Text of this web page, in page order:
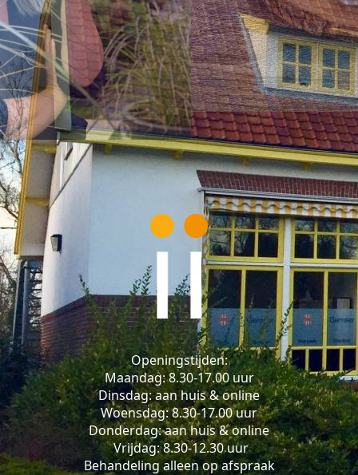
Openingstijden:
Maandag: 8.30-17.00 uur
Dinsdag: aan huis & online
Woensdag: 8.30-17.00 uur
Donderdag: aan huis & online
Vrijdag: 8.30-12.30 uur
Behandeling alleen op afspraak